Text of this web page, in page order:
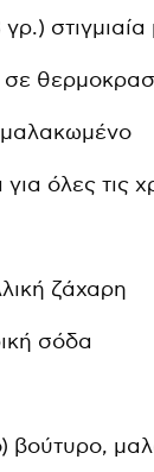
στιγμιαία
όλες τις
ζάχαρη
σόδα
βούτυρο,